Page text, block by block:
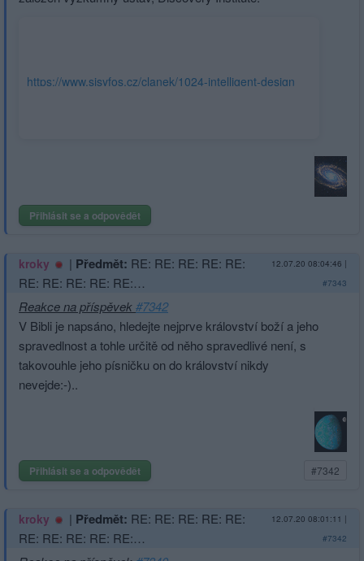
https://www.sisyfos.cz/clanek/1024-intelligent-design
Přihlásit se a odpovědět
kroky | Předmět: RE: RE: RE: RE: RE:
RE: RE: RE: RE: RE:…
12.07.20 08:04:46 |
#7343
Reakce na příspěvek#7342
V Bibli je napsáno, hledejte nejprve království boží a jeho
spravedlnost a tohle určitě od něho spravedlivé není, s
takovouhle jeho písničku on do království nikdy
nevejde:-)..
Přihlásit se a odpovědět #7342
kroky | Předmět: RE: RE: RE: RE: RE:
RE: RE: RE: RE: RE:…
12.07.20 08:01:11 |
#7342